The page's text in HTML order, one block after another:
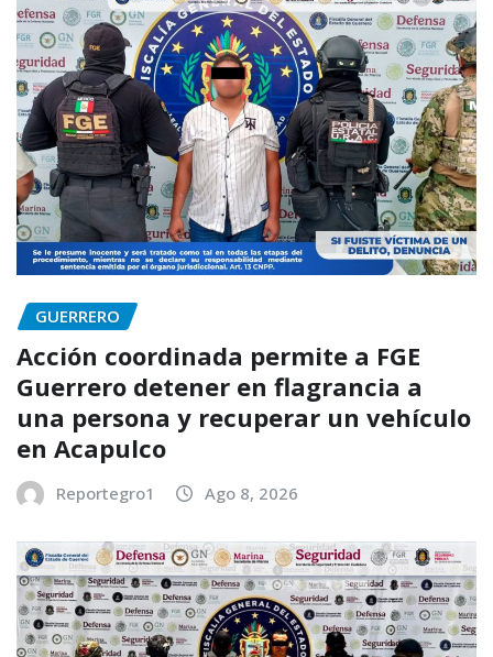
GUERRERO
Acción coordinada permite a FGE
Guerrero detener en flagrancia a
una persona y recuperar un vehículo
en Acapulco
Reportegro1 Ago 8, 2026